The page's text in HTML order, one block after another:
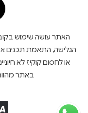
הגלישה, התאמת תכנים
או לחסום קוקיז לא
באתר